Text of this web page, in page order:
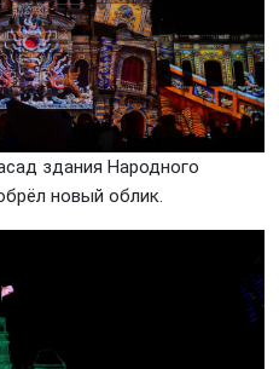
здания Народного
новый облик.